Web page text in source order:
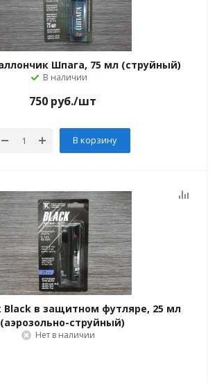
Шпага, 75 мл (струйный)
В наличии
750руб./шт
В корзину
Black в защитном футляре, 25 мл
(аэрозольно-струйный)
Нет в наличии